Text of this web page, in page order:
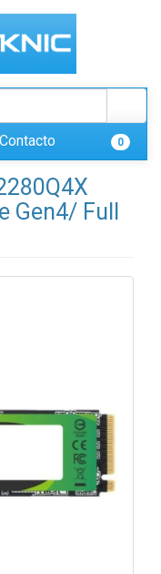
Contacto 0
Gen4/ Full